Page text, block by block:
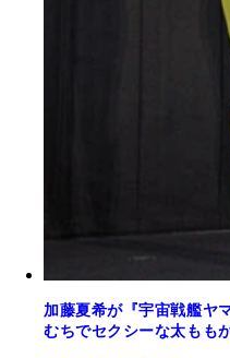
加藤夏希が『宇宙戦艦ヤ
むちでセクシーな太もも